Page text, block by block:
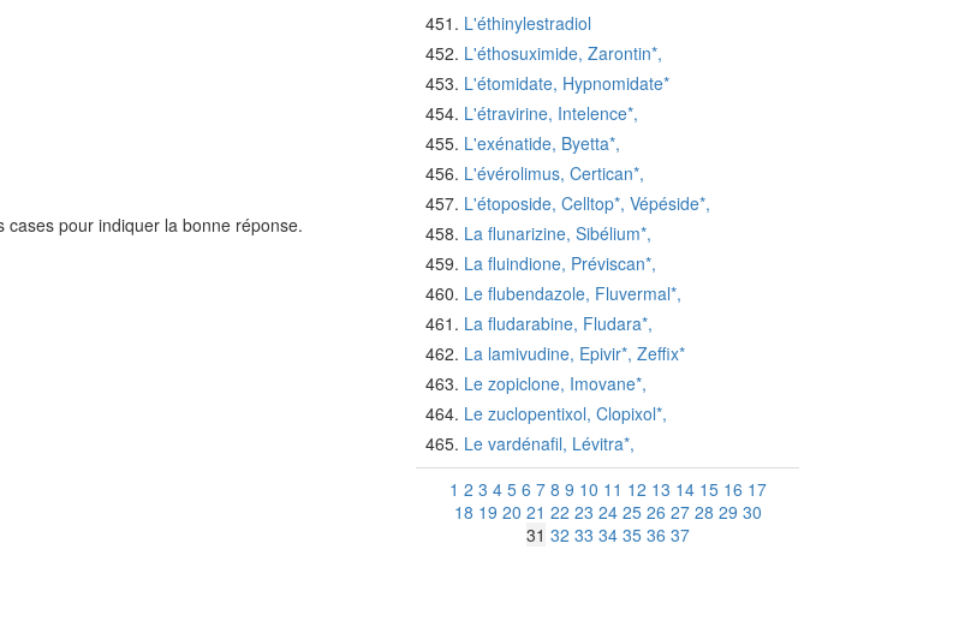
pour indiquer la bonne réponse.
L'éthinylestradiol
L'éthosuximide, Zarontin*,
L'étomidate, Hypnomidate*
L'étravirine, Intelence*,
L'exénatide, Byetta*,
L'évérolimus, Certican*,
L'étoposide, Celltop*, Vépéside*,
La flunarizine, Sibélium*,
La fluindione, Préviscan*,
Le flubendazole, Fluvermal*,
La fludarabine, Fludara*,
La lamivudine, Epivir*, Zeffix*
Le zopiclone, Imovane*,
Le zuclopentixol, Clopixol*,
Le vardénafil, Lévitra*,
1 2 3 4 5 6 7 8 9 10 11 12 13 14 15 16 17
18 19 20 21 22 23 24 25 26 27 28 29 30
31 32 33 34 35 36 37